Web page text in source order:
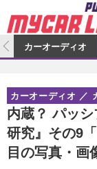
カーオーディオ
プロショッ
カーオーディオ
その他
カスタマイズ
カスタマイズ
カーグッズ
カーグッズ特
カーグッズニ
自動車
カーオーディオ
内蔵？ パッ
研究』その9
目の写真・画
カーオーディオ